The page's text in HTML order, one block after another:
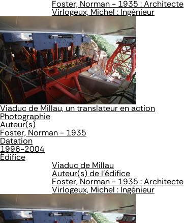
Foster, Norman - 1935 : Architecte
Virlogeux, Michel : Ingénieur
Viaduc de Millau, un translateur en action
Photographie
Auteur(s)
Foster, Norman - 1935
Datation
1996-2004
Édifice
Viaduc de Millau
Auteur(s) de l'édifice
Foster, Norman - 1935 : Architecte
Virlogeux, Michel : Ingénieur